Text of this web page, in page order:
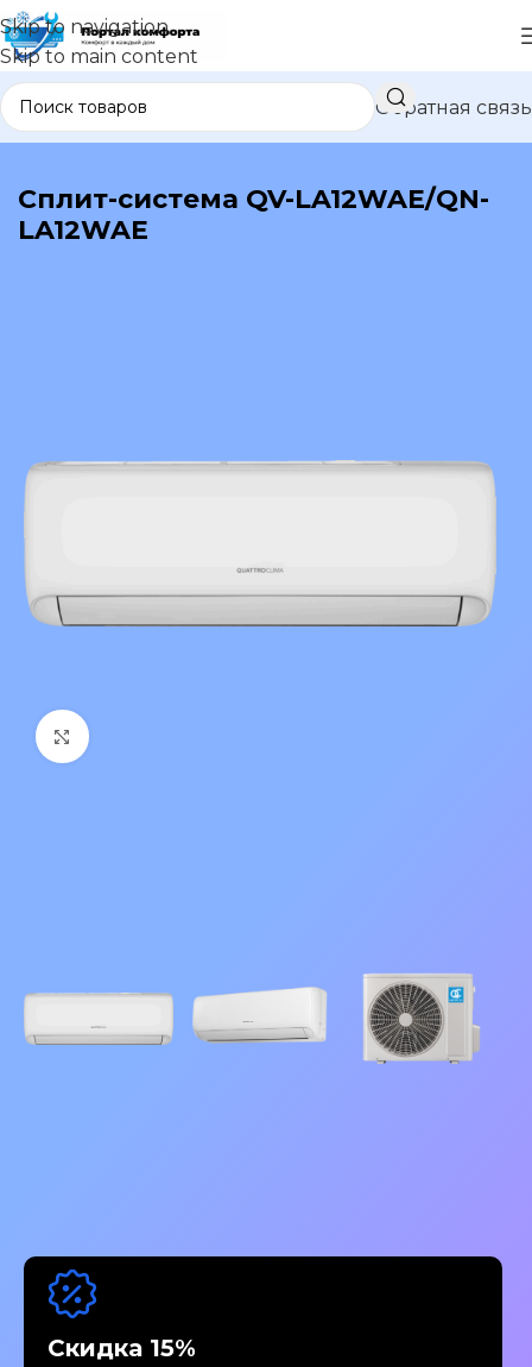
Skip to navigation
Skip to main content
Обратная связь
В каталог
Сплит-система QV-LA12WAE/QN-
LA12WAE
Нажмите, чтобы увеличить изображение
Скидка 15%